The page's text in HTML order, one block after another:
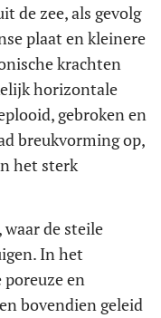
de zee, als gevolg
plaat en kleinere
krachten
horizontale
gebroken en
breukvorming op,
het sterk
de steile
In het
en
bovendien geleid